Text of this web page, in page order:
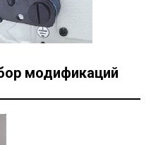
модификаций